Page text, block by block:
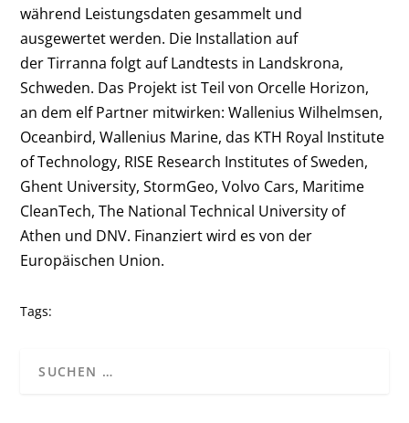
während Leistungsdaten gesammelt und
ausgewertet werden. Die Installation auf
der Tirranna folgt auf Landtests in Landskrona,
Schweden. Das Projekt ist Teil von Orcelle Horizon,
an dem elf Partner mitwirken: Wallenius Wilhelmsen,
Oceanbird, Wallenius Marine, das KTH Royal Institute
of Technology, RISE Research Institutes of Sweden,
Ghent University, StormGeo, Volvo Cars, Maritime
CleanTech, The National Technical University of
Athen und DNV. Finanziert wird es von der
Europäischen Union.
Tags: